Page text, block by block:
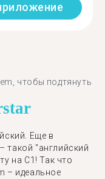
чтобы подтянуть
star
Еще в
такой "английский
на C1! Так что
– идеальное